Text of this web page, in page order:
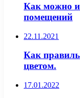
Как можно
помещений
22.11.2021
Как
цветом.
17.01.2022